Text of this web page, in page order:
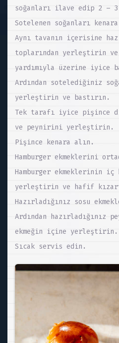
soğanları ilave edip 2 –
Sotelenen soğanları
Aynı tavanın içerisine
toplarından yerleştirin
yardımıyla üzerine iyice
Ardından sotelediğiniz
yerleştirin ve bastırın.
Tek tarafı iyice pişince
ve peynirini yerleştirin.
Pişince kenara alın.
Hamburger ekmeklerini
Hamburger ekmeklerinin iç
yerleştirin ve hafif
Hazırladığınız sosu
Ardından
ekmeğin içine yerleştirin.
Sıcak servis edin.